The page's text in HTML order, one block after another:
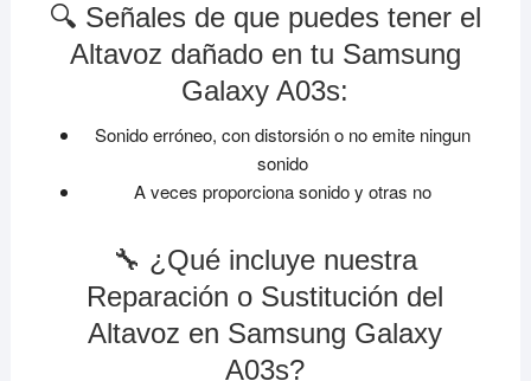
🔍 Señales de que puedes tener el
Altavoz dañado en tu Samsung
Galaxy A03s:
Sonido erróneo, con distorsión o no emite ningun
sonido
A veces proporciona sonido y otras no
🔧 ¿Qué incluye nuestra
Reparación o Sustitución del
Altavoz en Samsung Galaxy
A03s?